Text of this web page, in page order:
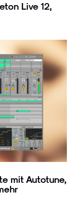
Live 12,
mit Autotune,